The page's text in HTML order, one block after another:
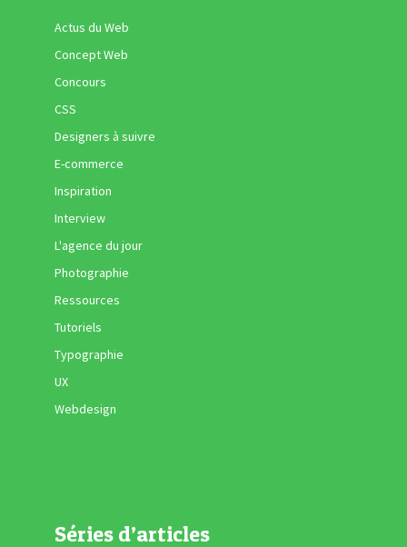
Actus du Web
Concept Web
Concours
CSS
Designers à suivre
E-commerce
Inspiration
Interview
L'agence du jour
Photographie
Ressources
Tutoriels
Typographie
UX
Webdesign
Séries d’articles